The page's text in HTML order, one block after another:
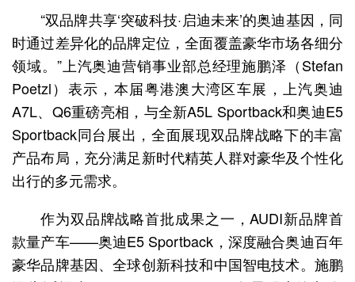
“双品牌共享‘突破科技·启迪未来’的奥迪基因，同
时通过差异化的品牌定位，全面覆盖豪华市场各细分
领域。”上汽奥迪营销事业部总经理施鹏泽（Stefan
Poetzl）表示，本届粤港澳大湾区车展，上汽奥迪
A7L、Q6重磅亮相，与全新A5L Sportback和奥迪E5
Sportback同台展出，全面展现双品牌战略下的丰富
产品布局，充分满足新时代精英人群对豪华及个性化
出行的多元需求。
作为双品牌战略首批成果之一，AUDI新品牌首
款量产车——奥迪E5 Sportback，深度融合奥迪百年
豪华品牌基因、全球创新科技和中国智电技术。施鹏